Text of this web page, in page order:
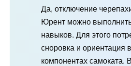
Да, отключение
Юрент можно
навыков. Для этого
сноровка и ориентация
компонентах самоката.